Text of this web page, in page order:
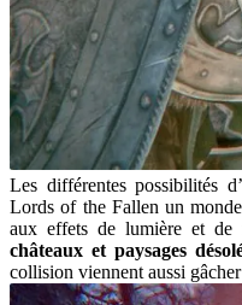
Les différentes possibilités
Lords of the Fallen un
aux effets de lumière et de
châteaux et paysages
collision viennent aussi